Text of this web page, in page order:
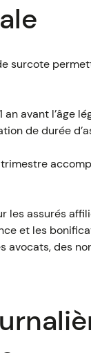
surcote
avant l’âge
de durée
assurés
et les
avocats, des